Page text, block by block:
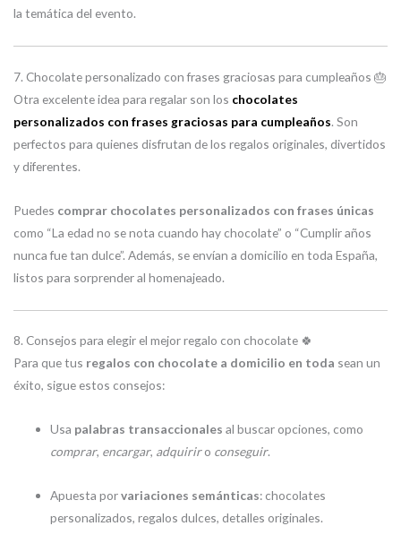
la temática del evento.
7. Chocolate personalizado con frases graciosas para cumpleaños 🎂
Otra excelente idea para regalar son los chocolates
personalizados con frases graciosas para cumpleaños. Son
perfectos para quienes disfrutan de los regalos originales, divertidos
y diferentes.
Puedes comprar chocolates personalizados con frases únicas
como “La edad no se nota cuando hay chocolate” o “Cumplir años
nunca fue tan dulce”. Además, se envían a domicilio en toda España,
listos para sorprender al homenajeado.
8. Consejos para elegir el mejor regalo con chocolate 🍀
Para que tus regalos con chocolate a domicilio en toda sean un
éxito, sigue estos consejos:
Usa palabras transaccionales al buscar opciones, como
comprar, encargar, adquiriro conseguir.
Apuesta porvariaciones semánticas: chocolates
personalizados, regalos dulces, detalles originales.